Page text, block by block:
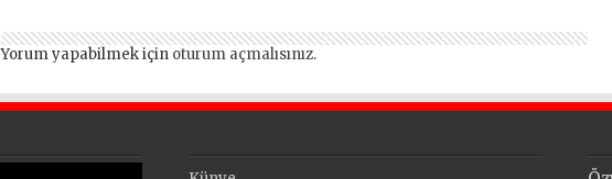
Yorum yapabilmek için oturum açmalısınız.